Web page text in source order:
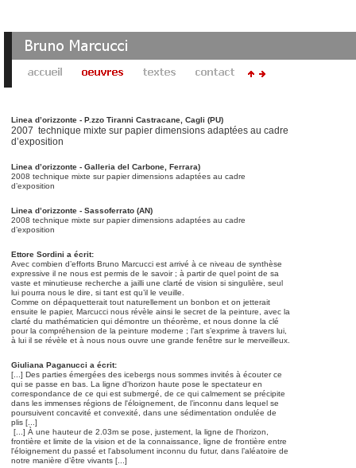
Linea d’orizzonte - P.zzo Tiranni Castracane, Cagli (PU)
2007 technique mixte sur papier dimensions adaptées au cadre
d’exposition
Linea d’orizzonte - Galleria del Carbone, Ferrara)
2008 technique mixte sur papier dimensions adaptées au cadre
d’exposition
Linea d’orizzonte - Sassoferrato (AN)
2008 technique mixte sur papier dimensions adaptées au cadre
d’exposition
Ettore Sordini a écrit:
Avec combien d’efforts Bruno Marcucci est arrivé à ce niveau de synthèse
expressive il ne nous est permis de le savoir ; à partir de quel point de sa
vaste et minutieuse recherche a jailli une clarté de vision si singulière, seul
lui pourra nous le dire, si tant est qu’il le veuille.
Comme on dépaquetterait tout naturellement un bonbon et on jetterait
ensuite le papier, Marcucci nous révèle ainsi le secret de la peinture, avec la
clarté du mathématicien qui démontre un théorème, et nous donne la clé
pour la compréhension de la peinture moderne ; l’art s’exprime à travers lui,
à lui il se révèle et à nous nous ouvre une grande fenêtre sur le merveilleux.
Giuliana Paganucci a écrit:
[...] Des parties émergées des icebergs nous sommes invités à écouter ce
qui se passe en bas. La ligne d'horizon haute pose le spectateur en
correspondance de ce qui est submergé, de ce qui calmement se précipite
dans les immenses régions de l'éloignement, de l’inconnu dans lequel se
poursuivent concavité et convexité, dans une sédimentation ondulée de
plis [...]
[...] À une hauteur de 2.03m se pose, justement, la ligne de l'horizon,
frontière et limite de la vision et de la connaissance, ligne de frontière entre
l'éloignement du passé et l'absolument inconnu du futur, dans l’aléatoire de
notre manière d’être vivants [...]